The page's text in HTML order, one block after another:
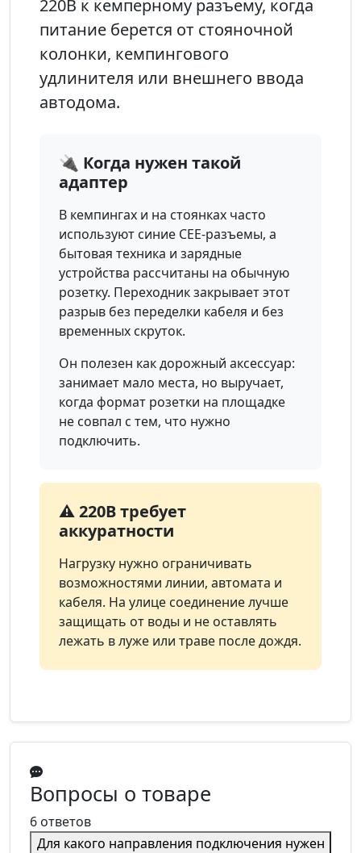
220В к кемперному разъему, когда
питание берется от стояночной
колонки, кемпингового
удлинителя или внешнего ввода
автодома.
🔌 Когда нужен такой
адаптер
В кемпингах и на стоянках часто
используют синие CEE-разъемы, а
бытовая техника и зарядные
устройства рассчитаны на обычную
розетку. Переходник закрывает этот
разрыв без переделки кабеля и без
временных скруток.
Он полезен как дорожный аксессуар:
занимает мало места, но выручает,
когда формат розетки на площадке
не совпал с тем, что нужно
подключить.
⚠️ 220В требует
аккуратности
Нагрузку нужно ограничивать
возможностями линии, автомата и
кабеля. На улице соединение лучше
защищать от воды и не оставлять
лежать в луже или траве после дождя.
Вопросы о товаре
6 ответов
Для какого направления подключения нужен